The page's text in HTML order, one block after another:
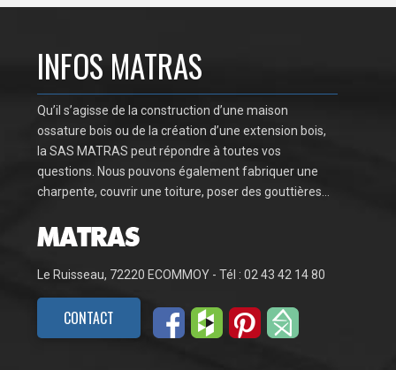
INFOS MATRAS
Qu’il s’agisse de la construction d’une maison
ossature bois ou de la création d’une extension bois,
la SAS MATRAS peut répondre à toutes vos
questions. Nous pouvons également fabriquer une
charpente, couvrir une toiture, poser des gouttières…
Le Ruisseau, 72220 ECOMMOY - Tél : 02 43 42 14 80
CONTACT